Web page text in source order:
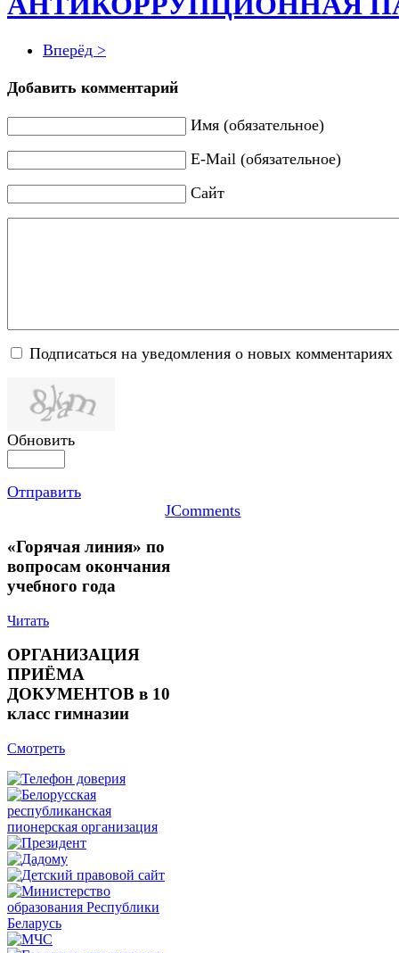
Вперёд >
Добавить комментарий
Имя (обязательное)
E-Mail (обязательное)
Сайт
Подписаться на уведомления о новых комментариях
Обновить
Отправить
JComments
«Горячая линия» по
вопросам окончания
учебного года
Читать
ОРГАНИЗАЦИЯ
ПРИЁМА
ДОКУМЕНТОВ в 10
класс гимназии
Смотреть